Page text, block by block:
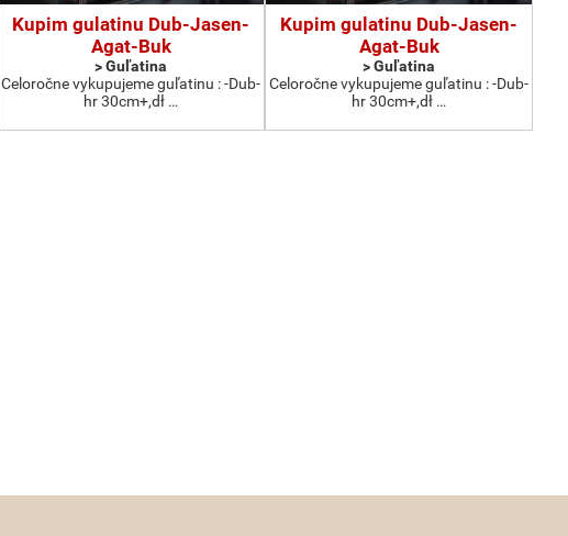
Kupim gulatinu Dub-Jasen-
Agat-Buk
> Guľatina
Celoročne vykupujeme guľatinu : -Dub-
hr 30cm+,dł …
Kupim gulatinu Dub-Jasen-
Agat-Buk
> Guľatina
Celoročne vykupujeme guľatinu : -Dub-
hr 30cm+,dł …